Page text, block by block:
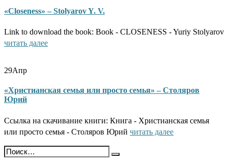
«Closeness» – Stolyarov Y. V.
Link to download the book: Book - CLOSENESS - Yuriy Stolyarov
читать далее
29Апр
«Христианская семья или просто семья» – Столяров
Юрий
Ссылка на скачивание книги: Книга - Христианская семья
или просто семья - Столяров Юрий читать далее